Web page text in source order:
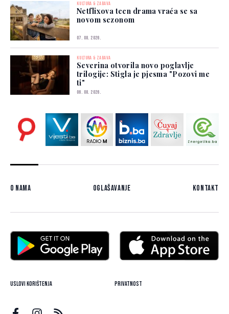
KULTURA & ZABAVA
Netflixova teen drama vraća se sa
novom sezonom
07. 08. 2026.
KULTURA & ZABAVA
Severina otvorila novo poglavlje
trilogije: Stigla je pjesma "Pozovi me
ti"
06. 08. 2026.
O nama Oglašavanje Kontakt
Uslovi korištenja Privatnost